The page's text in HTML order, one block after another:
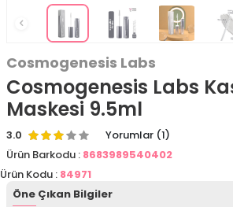
Cosmogenesis Labs
Cosmogenesis Labs
Maskesi 9.5ml
3.0
Yorumlar (1)
Ürün Barkodu : 8683989540402
Ürün Kodu : 84971
Öne Çıkan Bilgiler